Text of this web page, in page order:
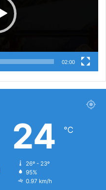
02:00
24 ℃
26º - 23º
95%
0.97 km/h